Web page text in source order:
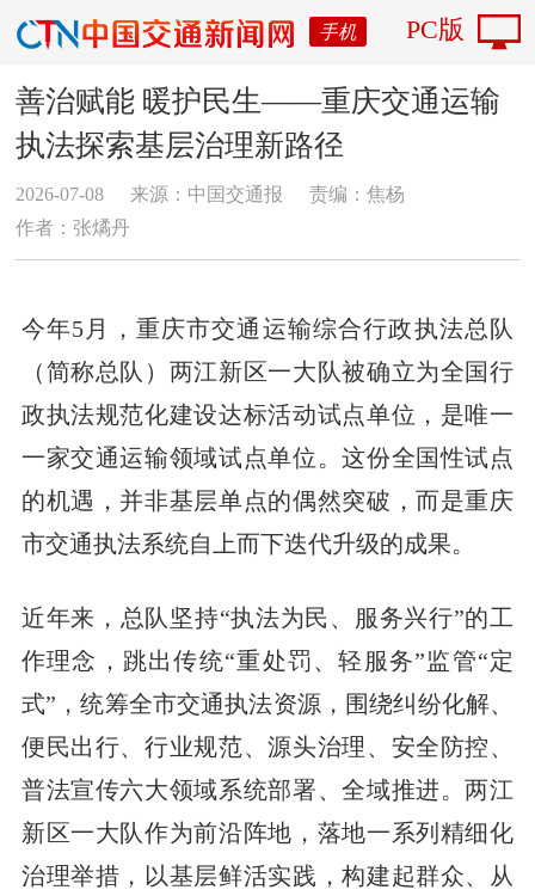
手机 PC版
善治赋能 暖护民生——重庆交通运输
执法探索基层治理新路径
2026-07-08 来源：中国交通报
责编：焦杨
作者：张燏丹
今年5月，重庆市交通运输综合行政执法总队
（简称总队）两江新区一大队被确立为全国行
政执法规范化建设达标活动试点单位，是唯一
一家交通运输领域试点单位。这份全国性试点
的机遇，并非基层单点的偶然突破，而是重庆
市交通执法系统自上而下迭代升级的成果。
近年来，总队坚持“执法为民、服务兴行”的工
作理念，跳出传统“重处罚、轻服务”监管“定
式”，统筹全市交通执法资源，围绕纠纷化解、
便民出行、行业规范、源头治理、安全防控、
普法宣传六大领域系统部署、全域推进。两江
新区一大队作为前沿阵地，落地一系列精细化
治理举措，以基层鲜活实践，构建起群众、从